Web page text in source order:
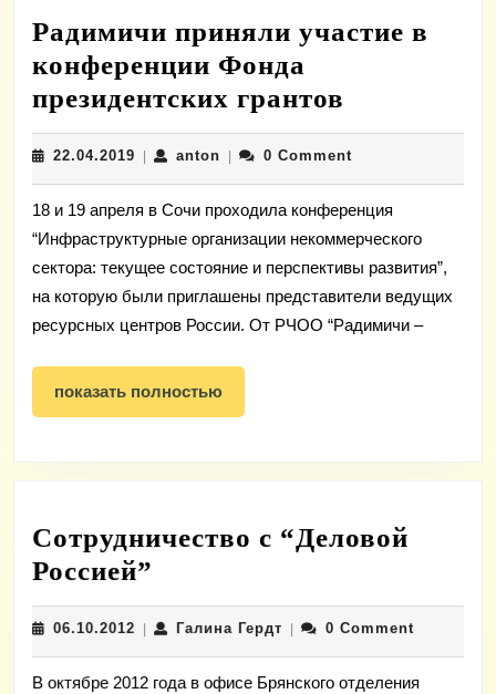
Радимичи приняли участие в
конференции Фонда
президентских грантов
приняли
участие
Фонда
грантов
22.04.2019 22.04.2019
antonanton 0 Comment
18 и 19 апреля в Сочи проходила конференция
“Инфраструктурные организации некоммерческого
сектора: текущее состояние и перспективы развития”,
на которую были приглашены представители ведущих
ресурсных центров России. От РЧОО “Радимичи –
показать полностьюпоказать
полностью
Сотрудничество с “Деловой
Россией”
с
“Деловой
Россией”
06.10.2012 06.10.2012Галина ГердтГалина0 Comment
В октябре 2012 года в офисе Брянского отделения